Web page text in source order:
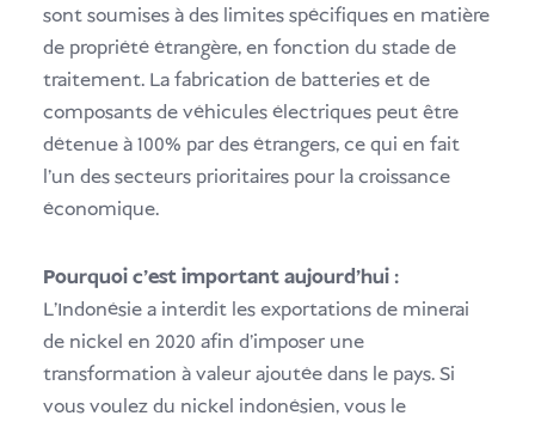
sont soumises à des limites spécifiques en matière
de propriété étrangère, en fonction du stade de
traitement. La fabrication de batteries et de
composants de véhicules électriques peut être
détenue à 100% par des étrangers, ce qui en fait
l'un des secteurs prioritaires pour la croissance
économique.
Pourquoi c'est important aujourd'hui :
L'Indonésie a interdit les exportations de minerai
de nickel en 2020 afin d'imposer une
transformation à valeur ajoutée dans le pays. Si
vous voulez du nickel indonésien, vous le